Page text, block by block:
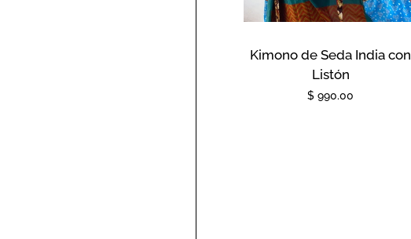
Kimono de Seda India con
Listón
Precio
$ 990.00